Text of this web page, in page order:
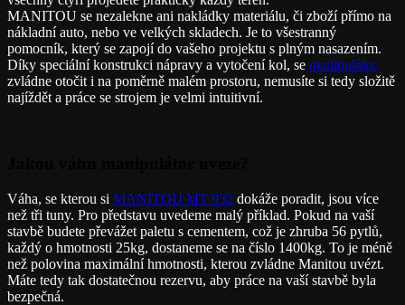
MANITOU se nezalekne ani nakládky materiálu, či zboží přímo na
nákladní auto, nebo ve velkých skladech. Je to všestranný
pomocník, který se zapojí do vašeho projektu s plným nasazením.
Díky speciální konstrukci nápravy a vytočení kol, se manipulátor
zvládne otočit i na poměrně malém prostoru, nemusíte si tedy složitě
najíždět a práce se strojem je velmi intuitivní.
Váha, se kterou si MANITOU MT 932 dokáže poradit, jsou více
než tři tuny. Pro představu uvedeme malý příklad. Pokud na vaší
stavbě budete převážet paletu s cementem, což je zhruba 56 pytlů,
každý o hmotnosti 25kg, dostaneme se na číslo 1400kg. To je méně
než polovina maximální hmotnosti, kterou zvládne Manitou uvézt.
Máte tedy tak dostatečnou rezervu, aby práce na vaší stavbě byla
bezpečná.